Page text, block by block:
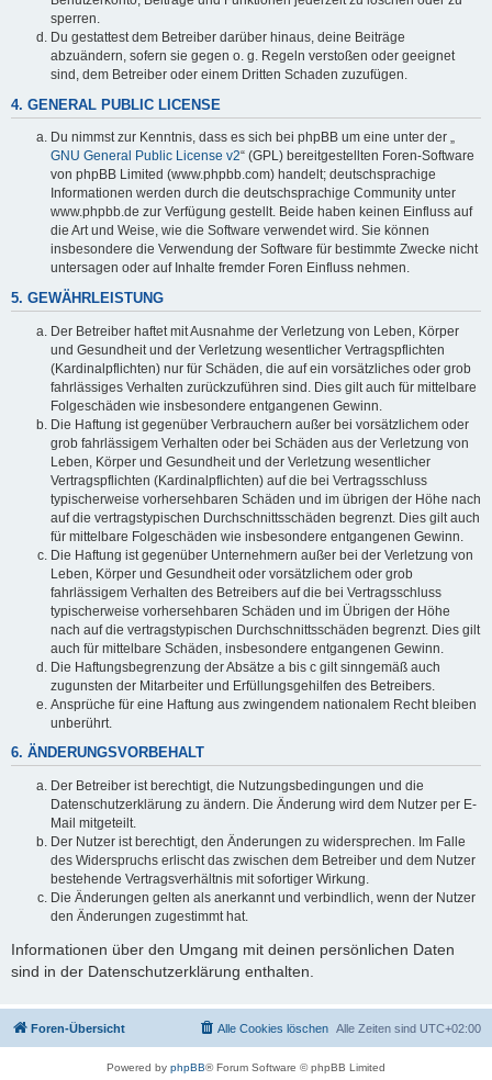
sperren.
Du gestattest dem Betreiber darüber hinaus, deine Beiträge
abzuändern, sofern sie gegen o. g. Regeln verstoßen oder geeignet
sind, dem Betreiber oder einem Dritten Schaden zuzufügen.
4. GENERAL PUBLIC LICENSE
Du nimmst zur Kenntnis, dass es sich bei phpBB um eine unter der „
GNU General Public License v2“ (GPL) bereitgestellten Foren-Software
von phpBB Limited (www.phpbb.com) handelt; deutschsprachige
Informationen werden durch die deutschsprachige Community unter
www.phpbb.de zur Verfügung gestellt. Beide haben keinen Einfluss auf
die Art und Weise, wie die Software verwendet wird. Sie können
insbesondere die Verwendung der Software für bestimmte Zwecke nicht
untersagen oder auf Inhalte fremder Foren Einfluss nehmen.
5. GEWÄHRLEISTUNG
Der Betreiber haftet mit Ausnahme der Verletzung von Leben, Körper
und Gesundheit und der Verletzung wesentlicher Vertragspflichten
(Kardinalpflichten) nur für Schäden, die auf ein vorsätzliches oder grob
fahrlässiges Verhalten zurückzuführen sind. Dies gilt auch für mittelbare
Folgeschäden wie insbesondere entgangenen Gewinn.
Die Haftung ist gegenüber Verbrauchern außer bei vorsätzlichem oder
grob fahrlässigem Verhalten oder bei Schäden aus der Verletzung von
Leben, Körper und Gesundheit und der Verletzung wesentlicher
Vertragspflichten (Kardinalpflichten) auf die bei Vertragsschluss
typischerweise vorhersehbaren Schäden und im übrigen der Höhe nach
auf die vertragstypischen Durchschnittsschäden begrenzt. Dies gilt auch
für mittelbare Folgeschäden wie insbesondere entgangenen Gewinn.
Die Haftung ist gegenüber Unternehmern außer bei der Verletzung von
Leben, Körper und Gesundheit oder vorsätzlichem oder grob
fahrlässigem Verhalten des Betreibers auf die bei Vertragsschluss
typischerweise vorhersehbaren Schäden und im Übrigen der Höhe
nach auf die vertragstypischen Durchschnittsschäden begrenzt. Dies gilt
auch für mittelbare Schäden, insbesondere entgangenen Gewinn.
Die Haftungsbegrenzung der Absätze a bis c gilt sinngemäß auch
zugunsten der Mitarbeiter und Erfüllungsgehilfen des Betreibers.
Ansprüche für eine Haftung aus zwingendem nationalem Recht bleiben
unberührt.
6. ÄNDERUNGSVORBEHALT
Der Betreiber ist berechtigt, die Nutzungsbedingungen und die
Datenschutzerklärung zu ändern. Die Änderung wird dem Nutzer per E-
Mail mitgeteilt.
Der Nutzer ist berechtigt, den Änderungen zu widersprechen. Im Falle
des Widerspruchs erlischt das zwischen dem Betreiber und dem Nutzer
bestehende Vertragsverhältnis mit sofortiger Wirkung.
Die Änderungen gelten als anerkannt und verbindlich, wenn der Nutzer
den Änderungen zugestimmt hat.
Informationen über den Umgang mit deinen persönlichen Daten
sind in der Datenschutzerklärung enthalten.
Foren-Übersicht Alle Zeiten sind UTC+02:00
Alle Cookies löschen
Powered by phpBB® Forum Software © phpBB Limited